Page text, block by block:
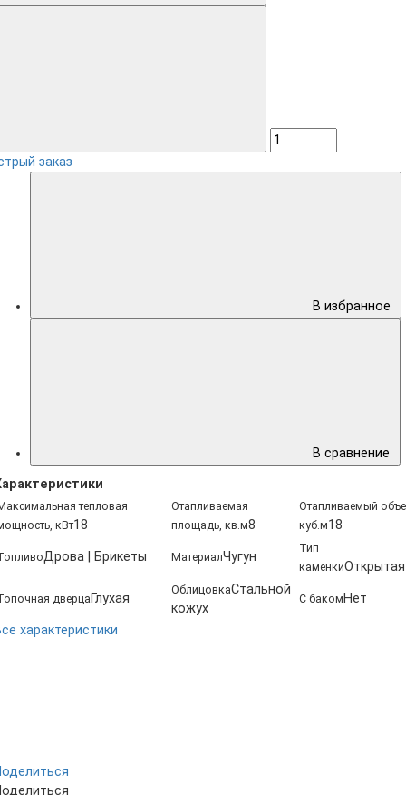
заказ
В избранное
В сравнение
тепловая
кВт18
Отапливаемая
площадь, кв.м8
Отапливаемый
куб.м18
Дрова | Брикеты МатериалЧугун
Тип
каменкиОткрытая
дверца Глухая
ОблицовкаСтальной
кожух
С баком Нет
характеристики